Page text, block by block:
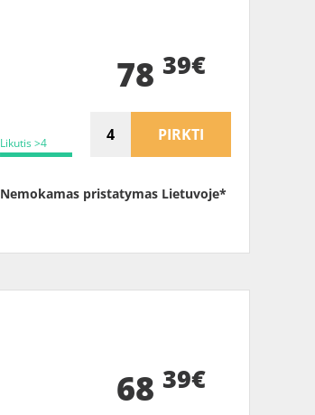
Likutis >4
78 39€
PIRKTI
Nemokamas pristatymas Lietuvoje*
68 39€